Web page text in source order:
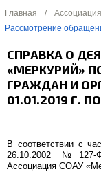
Главная /
Рассмотрение
СПРАВКА О
«МЕРКУРИЙ»
ГРАЖДАН И
01.01.2019 Г.
В соответствии с
26.10.2002 №127-
Ассоциация СОАУ